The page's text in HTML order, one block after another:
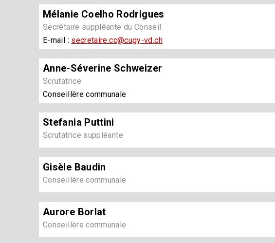
Mélanie Coelho Rodrigues
Secrétaire suppléante du Conseil
E-mail : secretaire.cc@cugy-vd.ch
Anne-Séverine Schweizer
Scrutatrice
Conseillère communale
Stefania Puttini
Scrutatrice suppléante
Gisèle Baudin
Conseillère communale
Aurore Borlat
Conseillère communale